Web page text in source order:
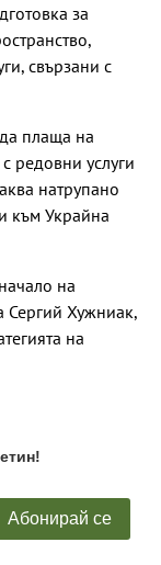
за
свързани с
плаща на
редовни услуги
натрупано
към Украйна
на
Сергий Хужниак,
на